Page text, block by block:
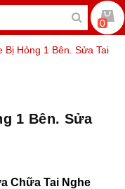
0
Bị Hỏng 1 Bên. Sửa Tai
1 Bên. Sửa
Chữa Tai Nghe